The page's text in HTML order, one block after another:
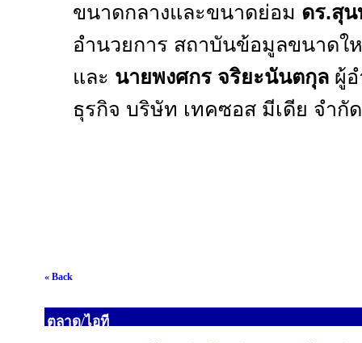
ขนาดกลางและขนาดย่อม ดร.สุน
อำนวยการ สถาบันข้อมูลขนาดใ
และ นายพงศกร จริยะนันตกุล ผู้
ธุรกิจ บริษัท เทคซอส มีเดีย จำกัด
« Back
ตลาด/ไอที